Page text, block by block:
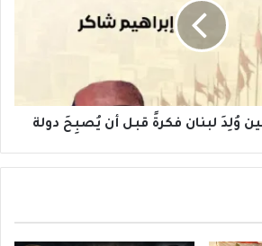
وُلِدَ لبنان فكرةً قبل أن يُصبِحَ دولة